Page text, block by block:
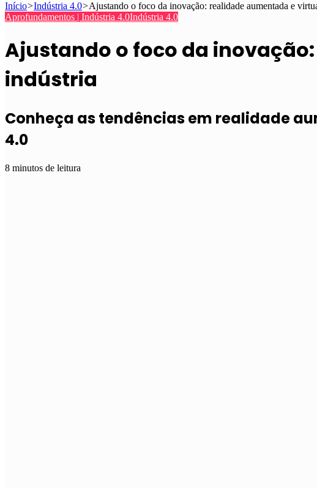
Início>Indústria 4.0>Ajustando o foco da inovação: realidade aumentada e
Aprofundamentos | Indústria 4.0Indústria 4.0
Ajustando o foco da
indústria
Conheça as tendências em realidade
4.0
8 minutos de leitura